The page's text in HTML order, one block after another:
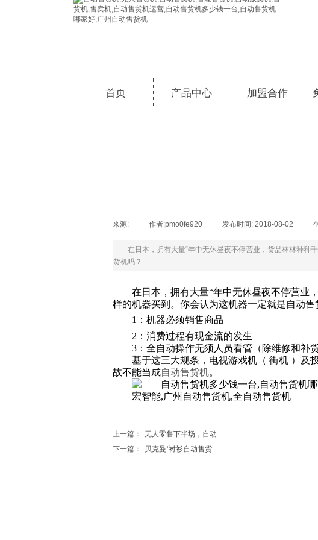
首页 产品中心 加盟合作
来源: 作者:pmo0fe920 发布时间: 2018-08-02
在日本，拥有大量“年中无休昼夜不停营业，货品林林种种
货机吗？
在日本，拥有大量“年中无休昼夜不停营业
样的机器买到。你会认为这机器一定就是自动
1：机器必须销售商品
2：消费过程有现金流的发生
3：全自动操作无须人员看管（除维修和补货
基于这三大规条，电视游戏机（ 街机 ）及
故不能当成自动售货机。
上一篇：
无人零售下半场，自动......
下一篇：
贝克曼‘衬衫自动售货......